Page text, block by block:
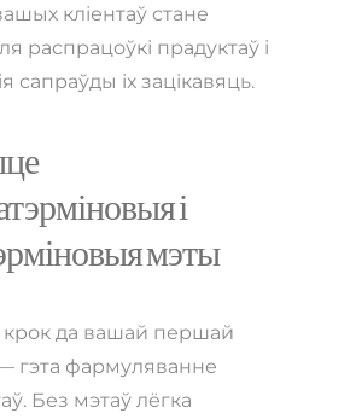
кліентаў стане
распрацоўкі прадуктаў і
сапраўды іх зацікавяць.
і
мэты
да вашай першай
гэта фармуляванне
Без мэтаў лёгка